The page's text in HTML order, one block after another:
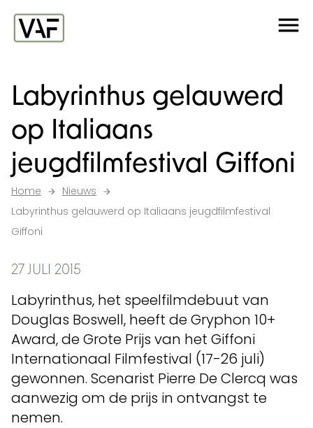
Ga verder naar de inhoud
Labyrinthus gelauwerd
op Italiaans
jeugdfilmfestival Giffoni
Home
Nieuws
Labyrinthus gelauwerd op Italiaans jeugdfilmfestival
Giffoni
27 JULI 2015
Labyrinthus, het speelfilmdebuut van
Douglas Boswell, heeft de Gryphon 10+
Award, de Grote Prijs van het Giffoni
Internationaal Filmfestival (17-26 juli)
gewonnen. Scenarist Pierre De Clercq was
aanwezig om de prijs in ontvangst te
nemen.